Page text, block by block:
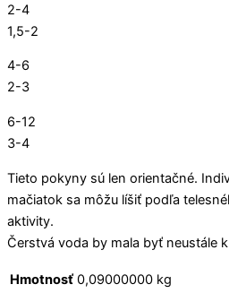
2-4
1,5-2
4-6
2-3
6-12
3-4
Tieto pokyny sú len orientačné.
mačiatok sa môžu líšiť podľa
aktivity.
Čerstvá voda by mala byť neustále
Hmotnosť 0,09000000 kg